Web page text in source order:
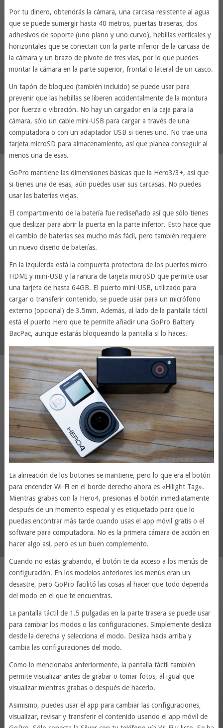
Por tu dinero, obtendrás la cámara, una carcasa resistente al agua
que se puede sumergir hasta 40 metros, puertas traseras, dos
adhesivos de soporte (uno plano y uno curvo), hebillas verticales y
horizontales que se conectan con la parte inferior de la carcasa de
la cámara y un brazo de pivote de tres vías, por lo que puedes
montar la cámara en la parte superior, frontal o lateral de un casco.
Un tapón de bloqueo (también incluido) se puede usar para
prevenir que las hebillas se liberen accidentalmente de la montura
por fuerza o vibración. No hay un cargador en la caja para la
cámara, sólo un cable mini-USB para cargar a través de una
computadora o con un adaptador USB si tienes uno. No trae una
tarjeta microSD para almacenamiento, así que planea conseguir al
menos una de esas.
GoPro mantiene las dimensiones básicas que la Hero3/3+, así que
si tienes una de esas, aún puedes usar sus carcasas. No puedes
usar las baterías viejas.
El compartimiento de la batería fue rediseñado así que sólo tienes
que deslizar para abrir la puerta en la parte inferior. Esto hace que
el cambio de baterías sea mucho más fácil, pero también requiere
un nuevo diseño de baterías.
En la izquierda está la compuerta protectora de los puertos micro-
HDMI y mini-USB y la ranura de tarjeta microSD que permite usar
una tarjeta de hasta 64GB. El puerto mini-USB, utilizado para
cargar o transferir contenido, se puede usar para un micrófono
externo (opcional) de 3.5mm. Además, al lado de la pantalla táctil
está el puerto Hero que te permite añadir una GoPro Battery
BacPac, aunque estarás bloqueando la pantalla si lo haces.
La alineación de los botones se mantiene, pero lo que era el botón
para encender Wi-Fi en el borde derecho ahora es «Hilight Tag».
Mientras grabas con la Hero4, presionas el botón inmediatamente
después de un momento especial y es etiquetado para que lo
puedas encontrar más tarde cuando usas el app móvil gratis o el
software para computadora. No es la primera cámara de acción en
hacer algo así, pero es un buen complemento.
Cuando no estás grabando, el botón te da acceso a los menús de
configuración. En los modelos anteriores los menús eran un
desastre, pero GoPro facilitó las cosas al hacer que todo dependa
del modo en el que te encuentras.
La pantalla táctil de 1.5 pulgadas en la parte trasera se puede usar
para cambiar los modos o las configuraciones. Simplemente desliza
desde la derecha y selecciona el modo. Desliza hacia arriba y
cambia las configuraciones del modo.
Como lo mencionaba anteriormente, la pantalla táctil también
permite visualizar antes de grabar o tomar fotos, al igual que
visualizar mientras grabas o después de hacerlo.
Asimismo, puedes usar el app para cambiar las configuraciones,
visualizar, revisar y transferir el contenido usando el app móvil de